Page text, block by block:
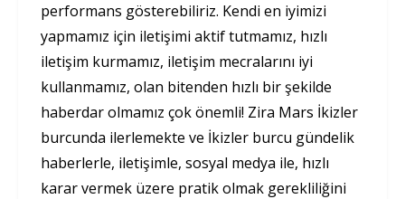
performans gösterebiliriz. Kendi en iyimizi
yapmamız için iletişimi aktif tutmamız, hızlı
iletişim kurmamız, iletişim mecralarını iyi
kullanmamız, olan bitenden hızlı bir şekilde
haberdar olmamız çok önemli! Zira Mars İkizler
burcunda ilerlemekte ve İkizler burcu gündelik
haberlerle, iletişimle, sosyal medya ile, hızlı
karar vermek üzere pratik olmak gerekliliğini